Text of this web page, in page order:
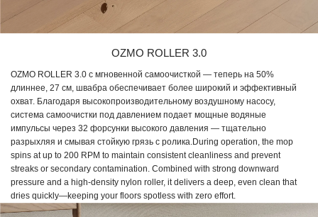
OZMO ROLLER 3.0
OZMO ROLLER 3.0 с мгновенной самоочисткой — теперь на 50%
длиннее, 27 см, швабра обеспечивает более широкий и эффективный
охват. Благодаря высокопроизводительному воздушному насосу,
система самоочистки под давлением подает мощные водяные
импульсы через 32 форсунки высокого давления — тщательно
разрыхляя и смывая стойкую грязь с ролика.During operation, the mop
spins at up to 200 RPM to maintain consistent cleanliness and prevent
streaks or secondary contamination. Combined with strong downward
pressure and a high-density nylon roller, it delivers a deep, even clean that
dries quickly—keeping your floors spotless with zero effort.